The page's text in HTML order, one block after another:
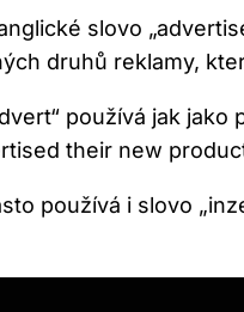
slovo
druhů reklamy,
používá jak
their new
používá i slovo